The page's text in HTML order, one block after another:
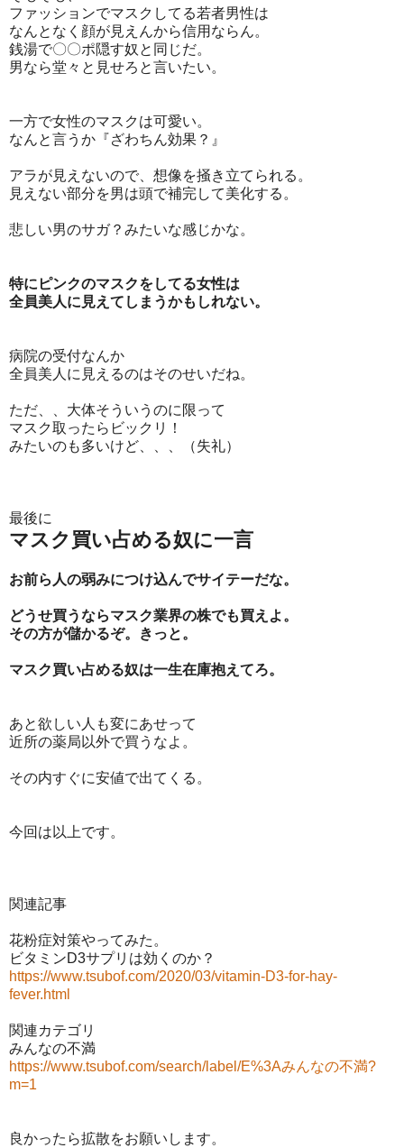
ファッションでマスクしてる若者男性は
なんとなく顔が見えんから信用ならん。
銭湯で〇〇ポ隠す奴と同じだ。
男なら堂々と見せろと言いたい。
一方で女性のマスクは可愛い。
なんと言うか『ざわちん効果？』
アラが見えないので、想像を掻き立てられる。
見えない部分を男は頭で補完して美化する。
悲しい男のサガ？みたいな感じかな。
特にピンクのマスクをしてる女性は
全員美人に見えてしまうかもしれない。
病院の受付なんか
全員美人に見えるのはそのせいだね。
ただ、、大体そういうのに限って
マスク取ったらビックリ！
みたいのも多いけど、、、（失礼）
最後に
マスク買い占める奴に一言
お前ら人の弱みにつけ込んでサイテーだな。
どうせ買うならマスク業界の株でも買えよ。
その方が儲かるぞ。きっと。
マスク買い占める奴は一生在庫抱えてろ。
あと欲しい人も変にあせって
近所の薬局以外で買うなよ。
その内すぐに安値で出てくる。
今回は以上です。
関連記事
花粉症対策やってみた。
ビタミンD3サプリは効くのか？
https://www.tsubof.com/2020/03/vitamin-D3-for-hay-
fever.html
関連カテゴリ
みんなの不満
https://www.tsubof.com/search/label/E%3Aみんなの不満?
m=1
良かったら拡散をお願いします。